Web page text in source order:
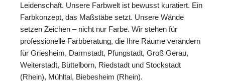
Leidenschaft. Unsere Farbwelt ist bewusst kuratiert. Ein
Farbkonzept, das Maßstäbe setzt. Unsere Wände
setzen Zeichen – nicht nur Farbe. Wir stehen für
professionelle Farbberatung, die Ihre Räume verändern
für Griesheim, Darmstadt, Pfungstadt, Groß Gerau,
Weiterstadt, Büttelborn, Riedstadt und Stockstadt
(Rhein), Mühltal, Biebesheim (Rhein).